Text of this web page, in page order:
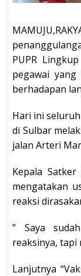
PUPR
pegawai
berhadapan
Hari ini
di Sulbar
jalan Arteri
Kepala
mengatakan
reaksi
” Saya
reaksinya, tapi
Lanjutnya